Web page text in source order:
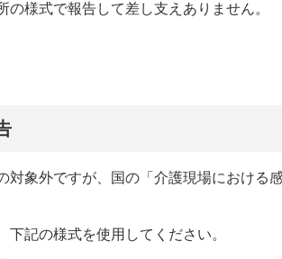
様式で報告して差し支えありません。
象外ですが、国の「介護現場における
記の様式を使用してください。